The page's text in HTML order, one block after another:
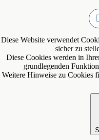
Diese Website verwendet
sicher zu
Diese Cookies werden in
grundlegenden
Weitere Hinweise zu Cookies